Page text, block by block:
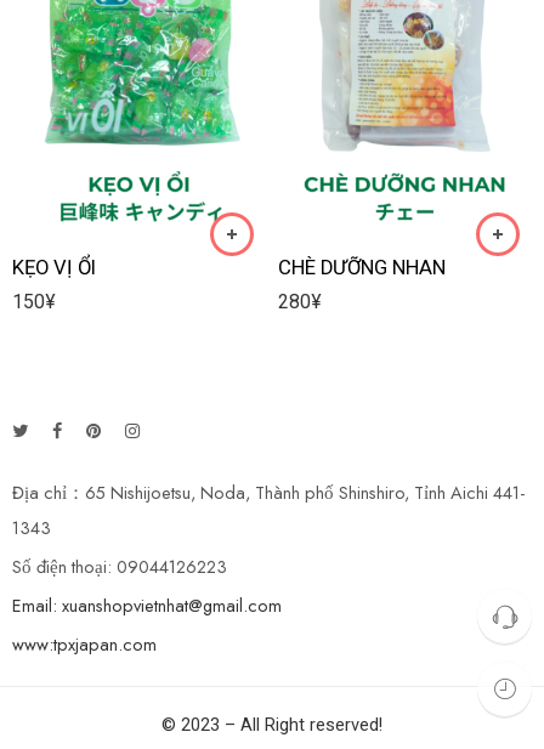
KẸO VỊ ỔI
150¥
CHÈ DƯỠNG NHAN
280¥
Địa chỉ：65 Nishijoetsu, Noda, Thành phố Shinshiro, Tỉnh Aichi 441-
1343
Số điện thoại: 09044126223
Email: xuanshopvietnhat@gmail.com
www:tpxjapan.com
© 2023 – All Right reserved!